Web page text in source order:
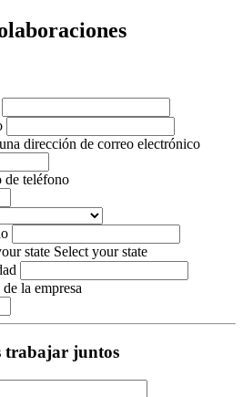
dirección de correo electrónico
de teléfono
state Select your state
la empresa
trabajar juntos